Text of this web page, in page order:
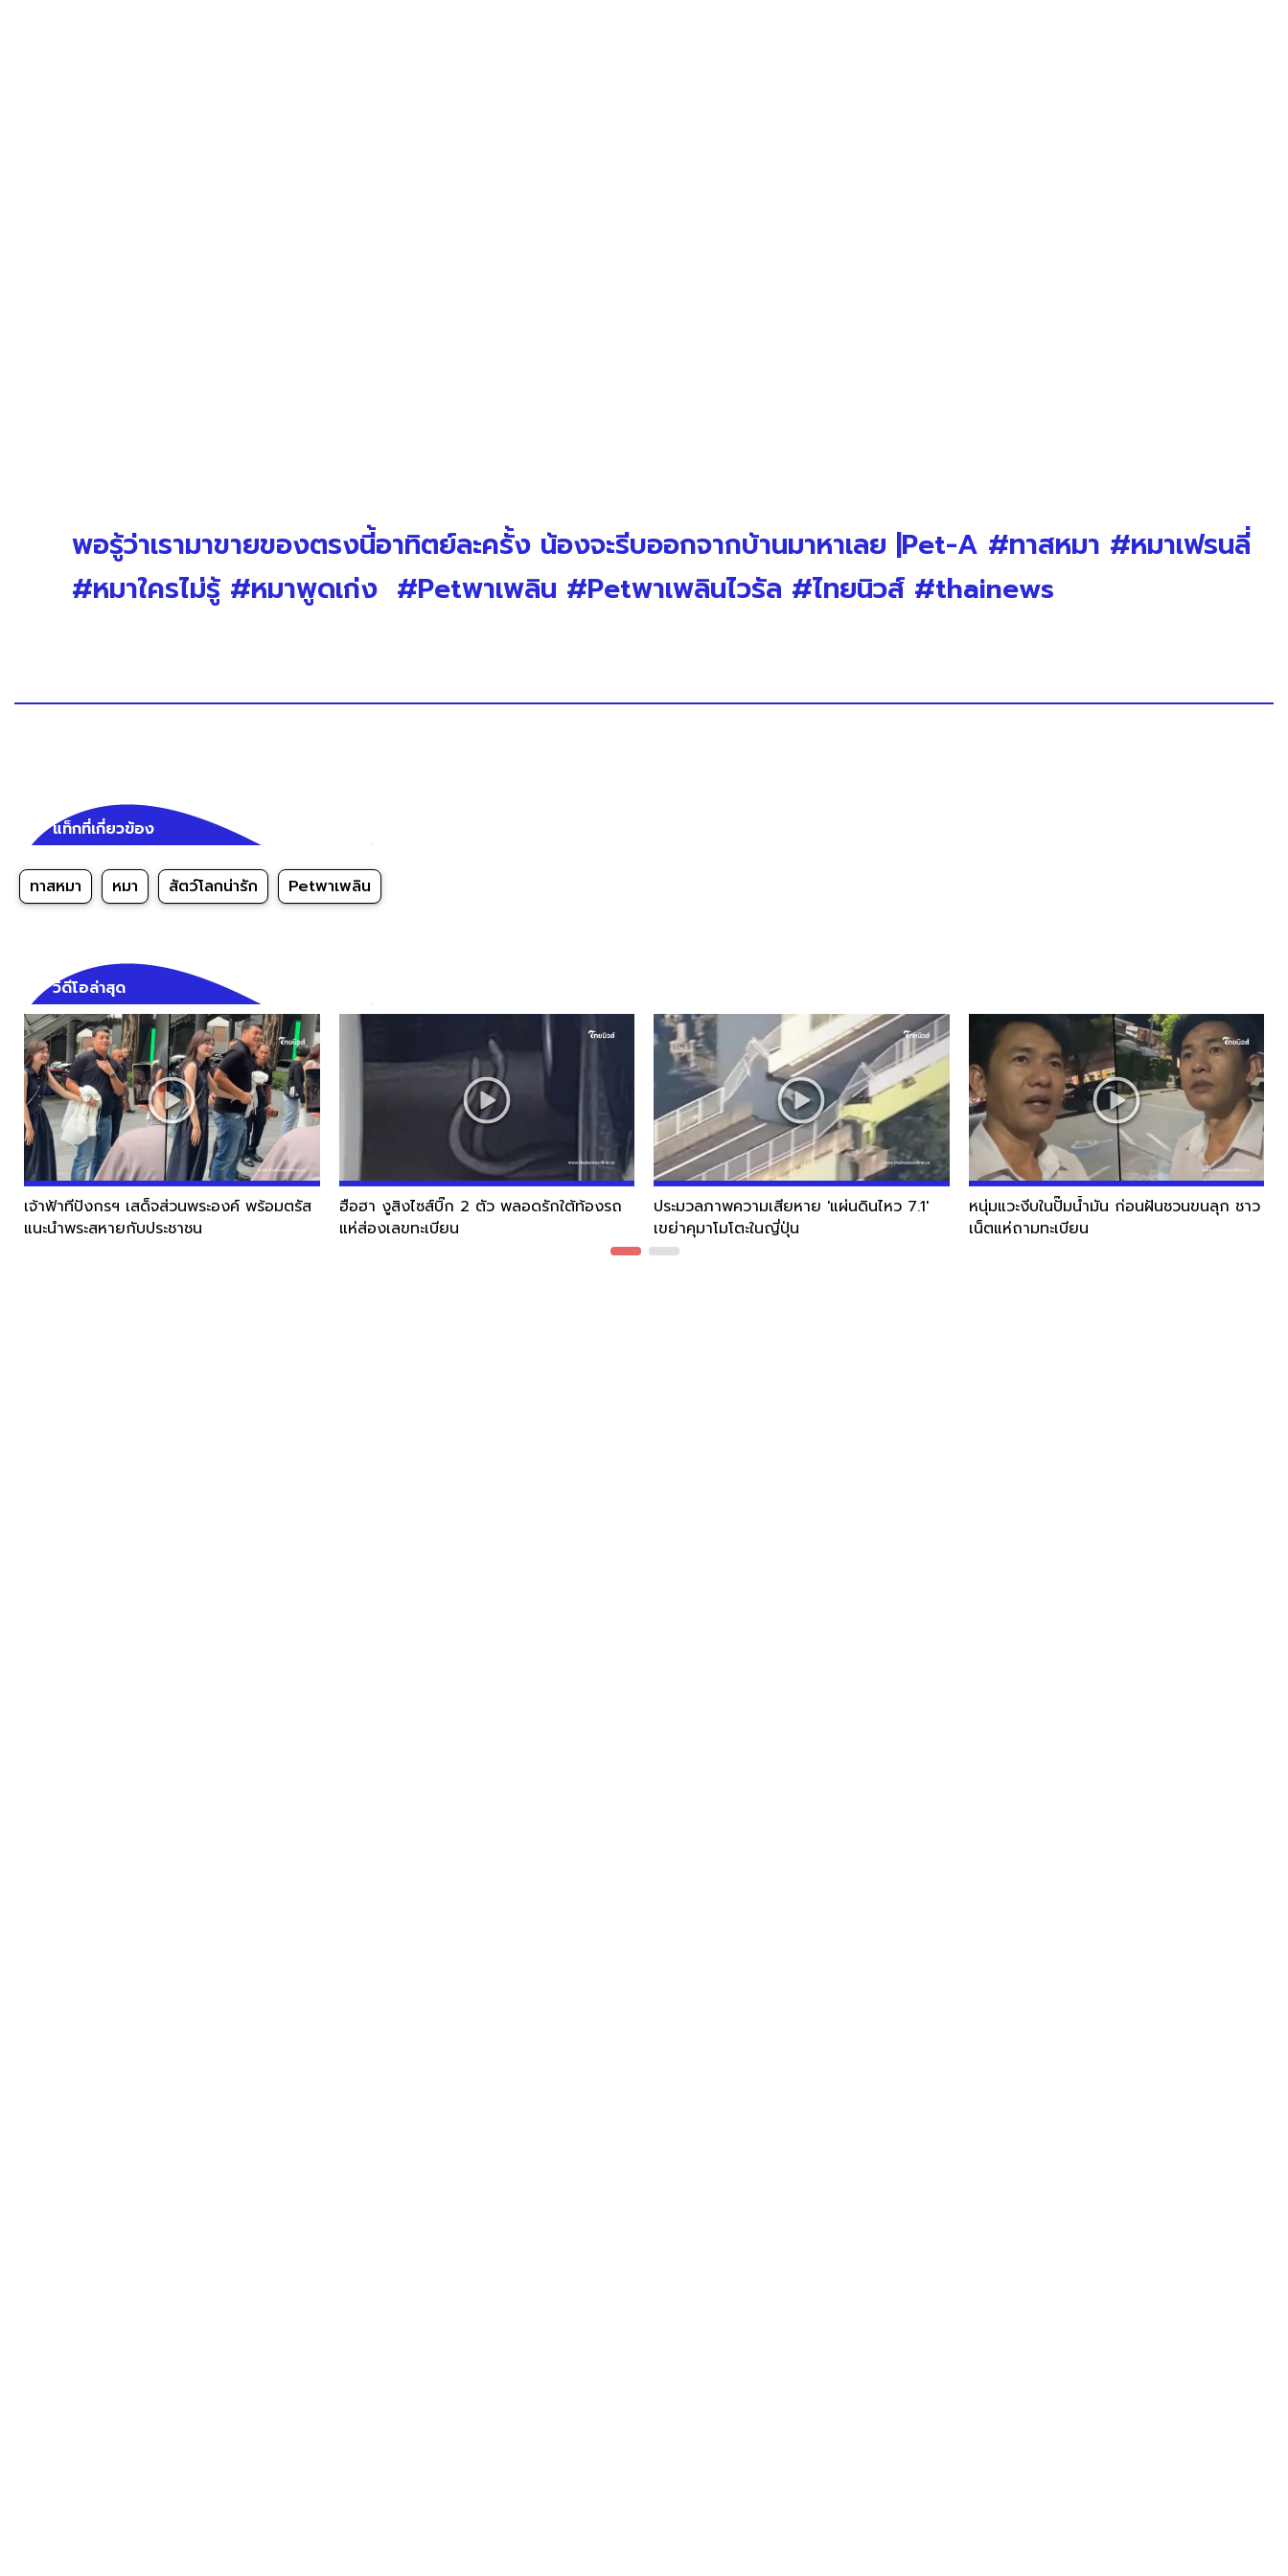
พอรู้ว่าเรามาขายของตรงนี้อาทิตย์ละครั้ง น้องจะรีบออกจากบ้านมาหาเลย |Pet-A #ทาสหมา #หมาเฟรนลี่
#หมาใครไม่รู้ #หมาพูดเก่ง #Petพาเพลิน #Petพาเพลินไวรัล #ไทยนิวส์ #thainews
แท็กที่เกี่ยวข้อง
ทาสหมา หมา สัตว์โลกน่ารัก Petพาเพลิน
วิดีโอล่าสุด
เจ้าฟ้าทีปังกรฯ เสด็จส่วนพระองค์ พร้อมตรัส
แนะนำพระสหายกับประชาชน
ฮือฮา งูสิงไซส์บิ๊ก 2 ตัว พลอดรักใต้ท้องรถ
แห่ส่องเลขทะเบียน
ประมวลภาพความเสียหาย 'แผ่นดินไหว 7.1'
เขย่าคุมาโมโตะในญี่ปุ่น
หนุ่มแวะงีบในปั๊มน้ำมัน ก่อนฝันชวนขนลุก ชาว
เน็ตแห่ถามทะเบียน